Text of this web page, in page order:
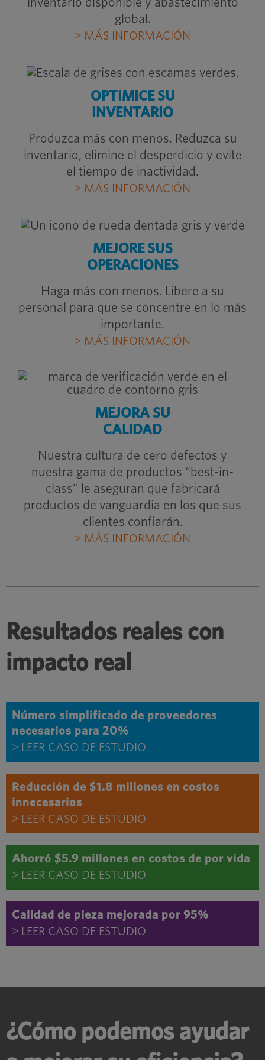
global.
> MÁS INFORMACIÓN
OPTIMICE SU
INVENTARIO
Produzca más con menos. Reduzca su
inventario, elimine el desperdicio y evite
el tiempo de inactividad.
> MÁS INFORMACIÓN
MEJORE SUS
OPERACIONES
Haga más con menos. Libere a su
personal para que se concentre en lo más
importante.
> MÁS INFORMACIÓN
MEJORA SU
CALIDAD
Nuestra cultura de cero defectos y
nuestra gama de productos “best-in-
class” le aseguran que fabricará
productos de vanguardia en los que sus
clientes confiarán.
> MÁS INFORMACIÓN
Resultados reales con
impacto real
Número simplificado de proveedores
necesarios para 20%
> LEER CASO DE ESTUDIO
Reducción de $1.8 millones en costos
innecesarios
> LEER CASO DE ESTUDIO
Ahorró $5.9 millones en costos de por vida
> LEER CASO DE ESTUDIO
Calidad de pieza mejorada por 95%
> LEER CASO DE ESTUDIO
¿Cómo podemos ayudar